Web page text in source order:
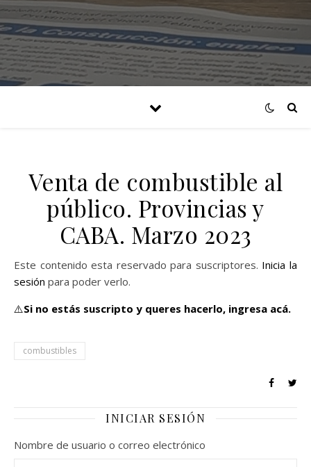
Venta de combustible al
público. Provincias y
CABA. Marzo 2023
Este contenido esta reservado para suscriptores. Inicia la
sesión para poder verlo.
⚠️Si no estás suscripto y queres hacerlo, ingresa acá.
combustibles
INICIAR SESIÓN
Nombre de usuario o correo electrónico